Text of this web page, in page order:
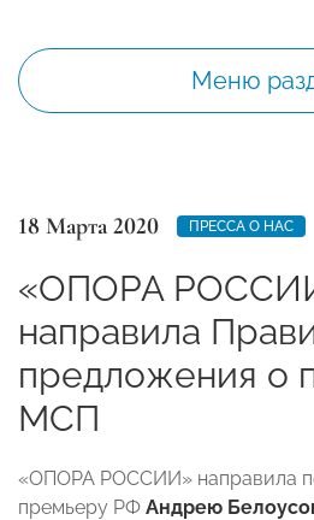
Меню
18 Марта 2020 ПРЕССА О НАС
«ОПОРА
направила
предложения о
МСП
«ОПОРА РОССИИ» направила
премьеру РФ Андрею